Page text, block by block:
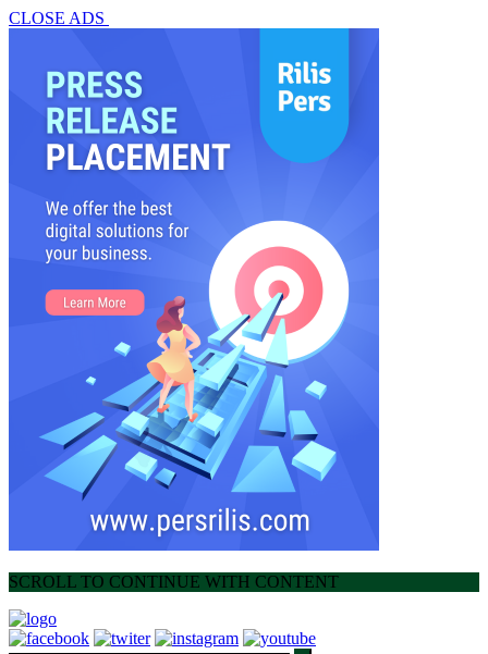
CLOSE ADS
SCROLL TO CONTINUE WITH CONTENT